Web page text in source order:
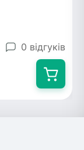
0 відгуків